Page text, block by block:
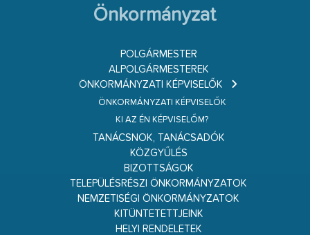
Önkormányzat
POLGÁRMESTER
ALPOLGÁRMESTEREK
ÖNKORMÁNYZATI KÉPVISELŐK
ÖNKORMÁNYZATI KÉPVISELŐK
KI AZ ÉN KÉPVISELŐM?
TANÁCSNOK, TANÁCSADÓK
KÖZGYŰLÉS
BIZOTTSÁGOK
TELEPÜLÉSRÉSZI ÖNKORMÁNYZATOK
NEMZETISÉGI ÖNKORMÁNYZATOK
KITÜNTETETTJEINK
HELYI RENDELETEK